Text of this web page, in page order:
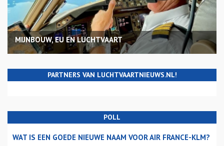
MIJNBOUW, EU EN LUCHTVAART
PARTNERS VAN LUCHTVAARTNIEUWS.NL!
POLL
WAT IS EEN GOEDE NIEUWE NAAM VOOR AIR FRANCE-KLM?